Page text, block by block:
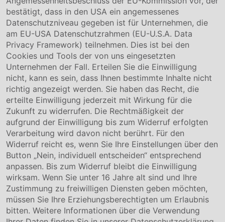
Compliance
Hinweisgebersystem
Karriere
Service & Kontakt
Kontakt
Downloads
Garantiebedingungen
Zertifikate
Rechtliches
Impressum
AGB
Datenschutz
Cookie Einstellung
bestätigt, dass in den USA ein angemessenes
Datenschutzniveau gegeben ist für Unternehmen, die
am EU-USA Datenschutzrahmen (EU-U.S.A. Data
Privacy Framework) teilnehmen. Dies ist bei den
Cookies und Tools der von uns eingesetzten
Unternehmen der Fall. Erteilen Sie die Einwilligung
nicht, kann es sein, dass Ihnen bestimmte Inhalte nicht
richtig angezeigt werden. Sie haben das Recht, die
erteilte Einwilligung jederzeit mit Wirkung für die
Zukunft zu widerrufen. Die Rechtmäßigkeit der
aufgrund der Einwilligung bis zum Widerruf erfolgten
Verarbeitung wird davon nicht berührt. Für den
Widerruf reicht es, wenn Sie Ihre Einstellungen über den
Button „Nein, individuell entscheiden“ entsprechend
anpassen. Bis zum Widerruf bleibt die Einwilligung
wirksam. Wenn Sie unter 16 Jahre alt sind und Ihre
Zustimmung zu freiwilligen Diensten geben möchten,
müssen Sie Ihre Erziehungsberechtigten um Erlaubnis
bitten. Weitere Informationen über die Verwendung